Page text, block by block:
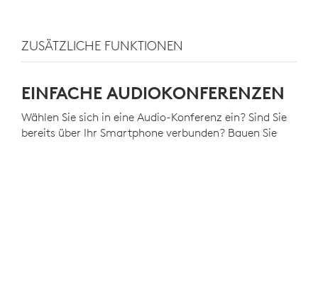
ZUSÄTZLICHE FUNKTIONEN
EINFACHE AUDIOKONFERENZEN
Wählen Sie sich in eine Audio-Konferenz ein? Sind Sie
bereits über Ihr Smartphone verbunden? Bauen Sie